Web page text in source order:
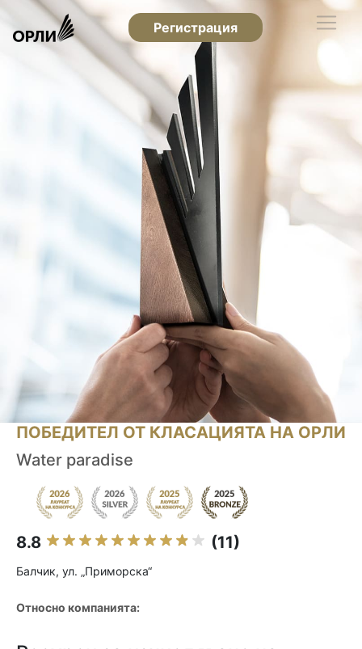
Регистрация
ПОБЕДИТЕЛ ОТ КЛАСАЦИЯТА НА ОРЛИ
Water paradise
8.8 (11)
Балчик, ул. „Приморска“
Относно компанията: